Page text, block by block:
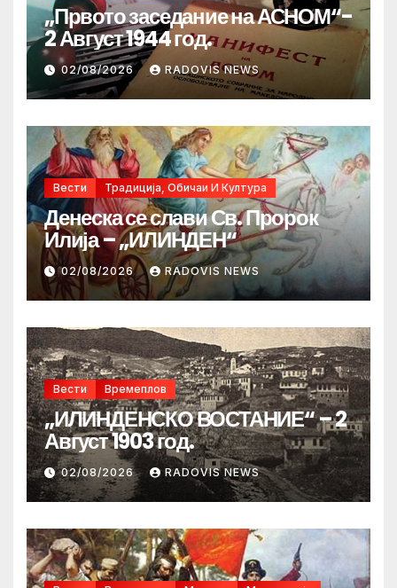
„Првото заседание на АСНОМ“-
2 Август 1944 год.
02/08/2026 RADOVIS NEWS
Вести Традиција, Обичаи И Култура
Денеска се слави Св. Пророк
Илија – „ИЛИНДЕН“
02/08/2026 RADOVIS NEWS
Вести Времеплов
„ИЛИНДЕНСКО ВОСТАНИЕ“ – 2
Август 1903 год.
02/08/2026 RADOVIS NEWS